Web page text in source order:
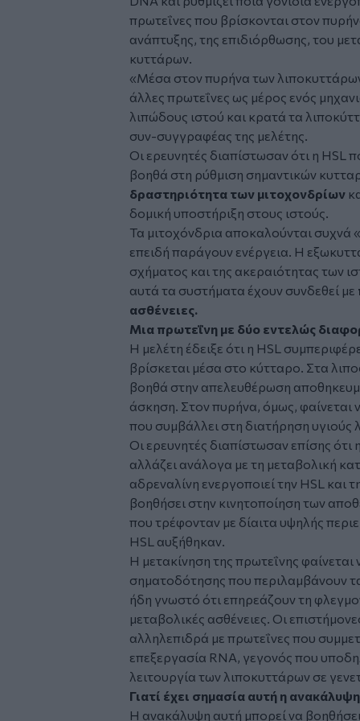
πρωτεΐνες που βρίσκονται στον
ανάπτυξης, της επιδιόρθωσης, του
κυττάρων.
«Μέσα στον πυρήνα των
άλλες πρωτεΐνες ως μέρος ενός
λιπώδους ιστού και κρατά τα
συν-συγγραφέας της μελέτης.
Οι ερευνητές διαπίστωσαν ότι η HSL
βοηθά στη ρύθμιση σημαντικών
δραστηριότητα των μιτοχονδρίων
δομική υποστήριξη στους ιστούς.
Τα μιτοχόνδρια αποκαλούνται συχνά
επειδή παράγουν ενέργεια. Η
σχήματος και της ακεραιότητας των
αυτά τα συστήματα έχουν συνδεθεί με
ασθένειες.
Μια πρωτεΐνη με δύο εντελώς
Η μελέτη έδειξε ότι η HSL
βρίσκεται μέσα στο κύτταρο. Στα
βοηθά στην απελευθέρωση
άσκηση. Στον πυρήνα, όμως, φαίνεται
που συμβάλλει στη διατήρηση υγιούς
Οι ερευνητές διαπίστωσαν επίσης
αλλάζει ανάλογα με τη μεταβολική
αδρεναλίνη ενεργοποιεί την HSL και
βοηθήσει στην κινητοποίηση των
που τρέφονταν με δίαιτα υψηλής
HSL αυξήθηκαν.
Η μετακίνηση της πρωτεΐνης
σηματοδότησης που περιλαμβάνουν
ήδη γνωστό ότι επηρεάζουν τη
μεταβολικές ασθένειες. Οι
αλληλεπιδρά με πρωτεΐνες που
επεξεργασία RNA, γεγονός που
λειτουργία των λιποκυττάρων σε
Γιατί έχει σημασία αυτή η ανακάλυψη
Η ανακάλυψη αυτή μπορεί να